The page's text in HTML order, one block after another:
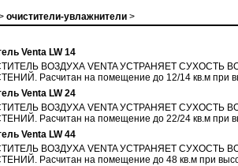
очистители-увлажнители >
Venta LW 14
ВОЗДУХА VENTA УСТРАНЯЕТ
Расчитан на помещение до 12/14 кв.м при
Venta LW 24
ВОЗДУХА VENTA УСТРАНЯЕТ
Расчитан на помещение до 22/24 кв.м при
Venta LW 44
ВОЗДУХА VENTA УСТРАНЯЕТ
Расчитан на помещение до 48 кв.м при